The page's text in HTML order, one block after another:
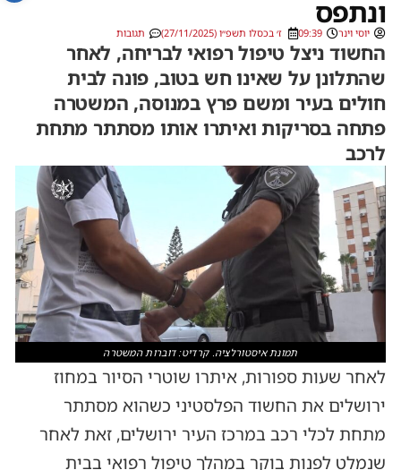
ונתפס
יוסי וינר 09:39 ז׳ בכסלו תשפ״ו (27/11/2025) תגובות
החשוד ניצל טיפול רפואי לבריחה, לאחר
שהתלונן על שאינו חש בטוב, פונה לבית
חולים בעיר ומשם פרץ במנוסה, המשטרה
פתחה בסריקות ואיתרו אותו מסתתר מתחת
לרכב
תמונת איסטורלציה. קרדיט: דוברות המשטרה
לאחר שעות ספורות, איתרו שוטרי הסיור במחוז
ירושלים את החשוד הפלסטיני כשהוא מסתתר
מתחת לכלי רכב במרכז העיר ירושלים, זאת לאחר
שנמלט לפנות בוקר במהלך טיפול רפואי בבית